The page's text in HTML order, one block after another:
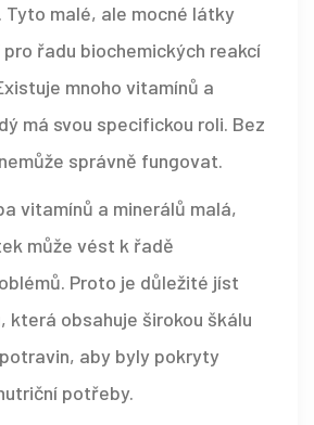
Tyto malé, ale mocné látky
řadu biochemických reakcí
mnoho vitamínů a
má svou specifickou roli. Bez
správně fungovat.
vitamínů a minerálů malá,
může vést k řadě
Proto je důležité jíst
která obsahuje širokou škálu
aby byly pokryty
potřeby.